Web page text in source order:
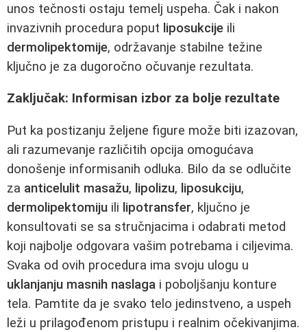
unos tečnosti ostaju temelj uspeha. Čak i nakon
invazivnih procedura poput liposukcije ili
dermolipektomije, održavanje stabilne težine
ključno je za dugoročno očuvanje rezultata.
Zaključak: Informisan izbor za bolje rezultate
Put ka postizanju željene figure može biti izazovan,
ali razumevanje različitih opcija omogućava
donošenje informisanih odluka. Bilo da se odlučite
za anticelulit masažu, lipolizu, liposukciju,
dermolipektomiju ili lipotransfer, ključno je
konsultovati se sa stručnjacima i odabrati metod
koji najbolje odgovara vašim potrebama i ciljevima.
Svaka od ovih procedura ima svoju ulogu u
uklanjanju masnih naslaga i poboljšanju konture
tela. Pamtite da je svako telo jedinstveno, a uspeh
leži u prilagođenom pristupu i realnim očekivanjima.